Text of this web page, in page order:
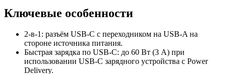
Ключевые особенности
2-в-1: разъём USB‑C с переходником на USB‑A на
стороне источника питания.
Быстрая зарядка по USB‑C: до 60 Вт (3 A) при
использовании USB‑C зарядного устройства с Power
Delivery.